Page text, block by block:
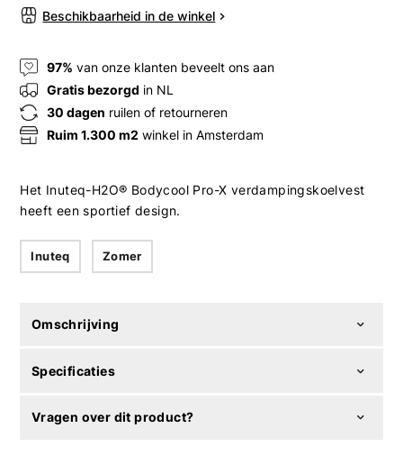
Beschikbaarheid in de winkel
97% van onze klanten beveelt ons aan
Gratis bezorgd in NL
30 dagen ruilen of retourneren
Ruim 1.300 m2 winkel in Amsterdam
Het Inuteq-H2O® Bodycool Pro-X verdampingskoelvest
heeft een sportief design.
Inuteq Zomer
Omschrijving
Specificaties
Vragen over dit product?